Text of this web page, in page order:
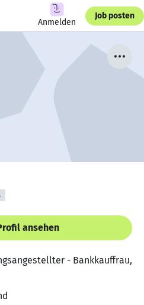
Anmelden
Job posten
ansehen
- Bankkauffrau,